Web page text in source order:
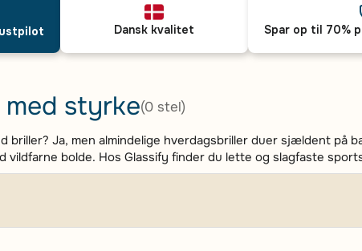
Dansk kvalitet Spar op til 70%
med styrke(0 stel)
briller? Ja, men almindelige hverdagsbriller duer sjældent
vildfarne bolde. Hos Glassify finder du lette og slagfaste